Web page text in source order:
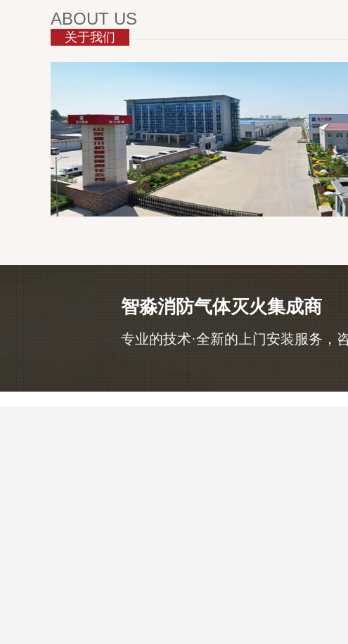
ABOUT US
关于我们
智淼消防气体灭火集成商
专业的技术·全新的上门安装服务，